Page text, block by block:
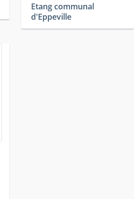
Etang communal
d'Eppeville